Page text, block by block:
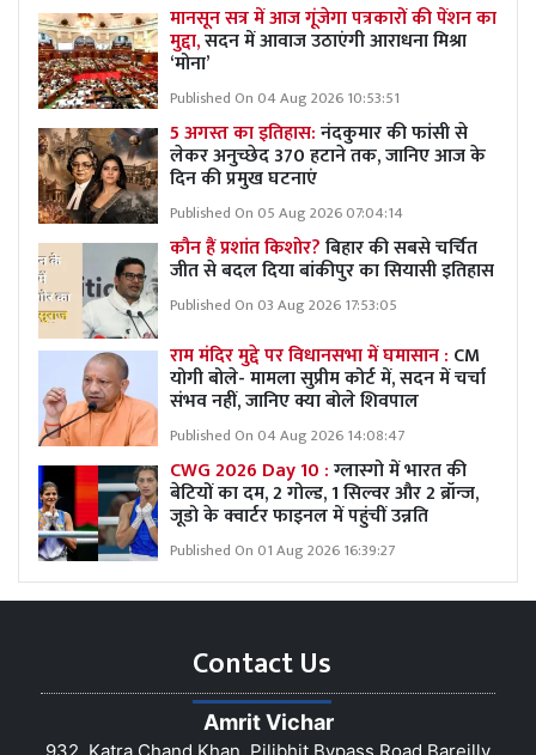
मानसून सत्र में आज गूंजेगा पत्रकारों की पेंशन का
मुद्दा,सदन में आवाज उठाएंगी आराधना मिश्रा
‘मोना’
Published On 04 Aug 2026 10:53:51
5 अगस्त का इतिहास:नंदकुमार की फांसी से
लेकर अनुच्छेद 370 हटाने तक, जानिए आज के
दिन की प्रमुख घटनाएं
Published On 05 Aug 2026 07:04:14
कौन हैं प्रशांत किशोर?बिहार की सबसे चर्चित
जीत से बदल दिया बांकीपुर का सियासी इतिहास
Published On 03 Aug 2026 17:53:05
राम मंदिर मुद्दे पर विधानसभा में घमासान : CM
योगी बोले- मामला सुप्रीम कोर्ट में, सदन में चर्चा
संभव नहीं, जानिए क्या बोले शिवपाल
Published On 04 Aug 2026 14:08:47
CWG 2026 Day 10 :ग्लास्गो में भारत की
बेटियों का दम, 2 गोल्ड, 1 सिल्वर और 2 ब्रॉन्ज,
जूडो के क्वार्टर फाइनल में पहुंचीं उन्नति
Published On 01 Aug 2026 16:39:27
Contact Us
Amrit Vichar
932, Katra Chand Khan, Pilibhit Bypass Road Bareilly